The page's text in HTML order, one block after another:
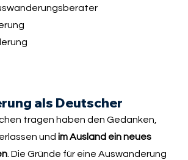
als Deutscher
tragen haben den Gedanken,
und im Ausland ein neues
. Die Gründe für eine Auswanderung